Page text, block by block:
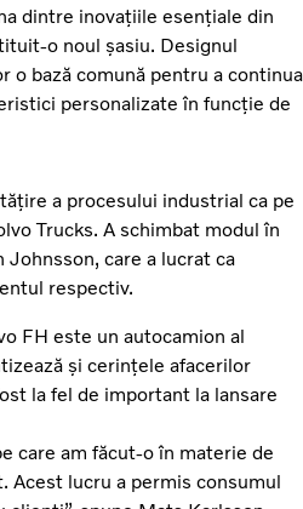
dintre inovațiile esențiale din
o noul șasiu. Designul
o bază comună pentru a continua
personalizate în funcție de
a procesului industrial ca pe
Trucks. A schimbat modul în
Johnsson, care a lucrat ca
respectiv.
FH este un autocamion al
și cerințele afacerilor
la fel de important la lansare
care am făcut-o în materie de
Acest lucru a permis consumul